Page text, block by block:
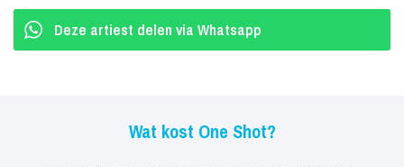
Deze artiest delen via Whatsapp
Wat kost One Shot?